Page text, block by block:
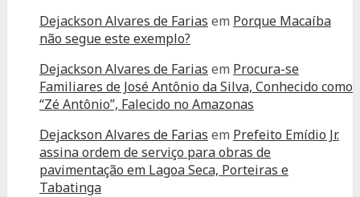
Dejackson Alvares de Farias em Porque Macaíba
não segue este exemplo?
Dejackson Alvares de Farias em Procura-se
Familiares de José Antônio da Silva, Conhecido como
“Zé Antônio”, Falecido no Amazonas
Dejackson Alvares de Farias em Prefeito Emídio Jr.
assina ordem de serviço para obras de
pavimentação em Lagoa Seca, Porteiras e
Tabatinga